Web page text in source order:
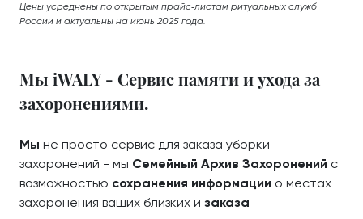
Цены усреднены по открытым прайс‑листам ритуальных служб
России и актуальны на июнь 2025 года.
Мы iWALY - Сервис памяти и ухода за
захоронениями.
Мы не просто сервис для заказа уборки
захоронений - мы Семейный Архив Захоронений с
возможностью сохранения информации о местах
захоронения ваших близких и заказа